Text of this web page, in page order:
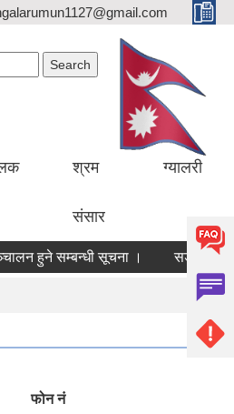
श्रम
संसार
ग्यालरी
हुने सम्बन्धी सूचना । सडक मर्मत
फोन नं